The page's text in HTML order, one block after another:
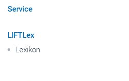
Service
LIFTLex
Lexikon